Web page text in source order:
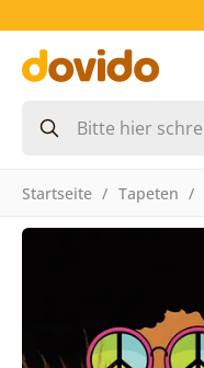
Startseite Tapeten